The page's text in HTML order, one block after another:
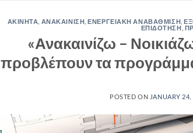
ΑΚΙΝΗΤΑ ΑΝΑΚΑΙΝΙΣΗ ,ΕΝΕΡΓΕΙΑΚΗ ΑΝΑΒΑΘΜΙΣΗ ,
ΕΠΙΔΟΤΗΣΗ
«Ανακαινίζω –
προβλέπουν τα
POSTED ON JANUARY